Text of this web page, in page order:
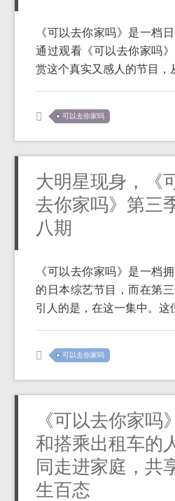
《可以去你家吗》是一档
通过观看《可以去你家吗
赏这个真实又感人的节目，
可以去你家吗
大明星现身，《
去你家吗》第三
八期
《可以去你家吗》是一档
的日本综艺节目，而在第
引人的是，在这一集中。这
可以去你家吗
《可以去你家吗
和搭乘出租车的
同走进家庭，共
生百态